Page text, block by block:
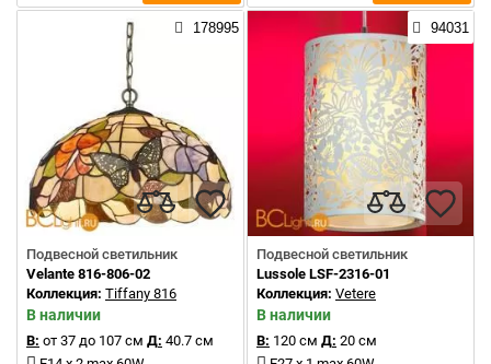
178995
Подвесной светильник
Velante 816-806-02
Коллекция: Tiffany 816
В наличии
В: от 37 до 107 см Д: 40.7 см
94031
Подвесной светильник
Lussole LSF-2316-01
Коллекция: Vetere
В наличии
В: 120 см Д: 20 см